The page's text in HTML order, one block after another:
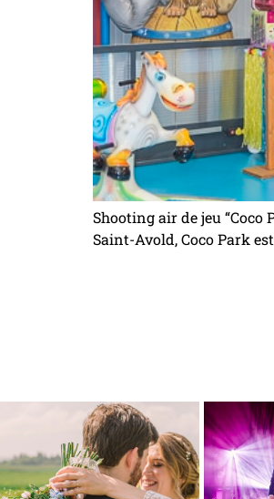
Shooting air de jeu
Saint-Avold, Coco Park